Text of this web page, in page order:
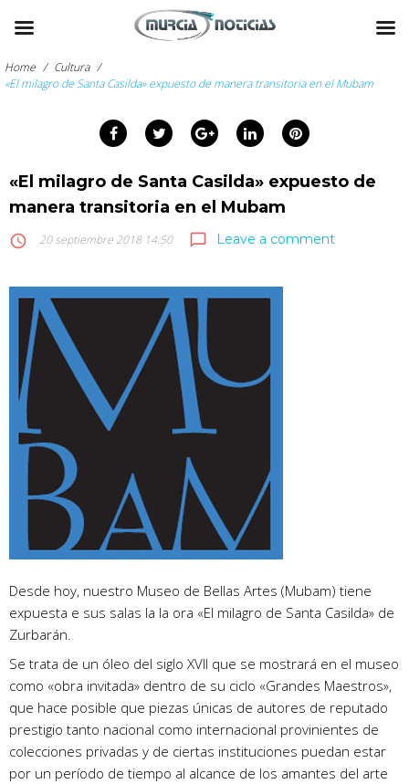
Skip
to
content
Home / Cultura /
«El milagro de Santa Casilda» expuesto de manera transitoria en el Mubam
FacebookTwitterGoogle+LinkedInPinterest
«El milagro de Santa Casilda» expuesto de
manera transitoria en el Mubam
access_time 20 septiembre 2018 14:50 chat_bubble_outline Leave a comment
Desde hoy, nuestro Museo de Bellas Artes (Mubam) tiene
expuesta e sus salas la la ora «El milagro de Santa Casilda» de
Zurbarán.
Se trata de un óleo del siglo XVII que se mostrará en el museo
como «obra invitada» dentro de su ciclo «Grandes Maestros»,
que hace posible que piezas únicas de autores de reputado
prestigio tanto nacional como internacional provinientes de
colecciones privadas y de ciertas instituciones puedan estar
por un período de tiempo al alcance de los amantes del arte